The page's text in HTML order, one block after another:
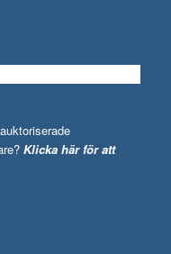
Klicka här för att